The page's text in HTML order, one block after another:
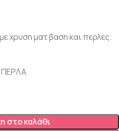
χρυση ματ βαση και περλες.
ΠΕΡΛΑ
στο καλάθι